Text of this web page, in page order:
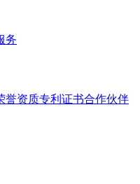
务
誉资质专利证书合作伙伴